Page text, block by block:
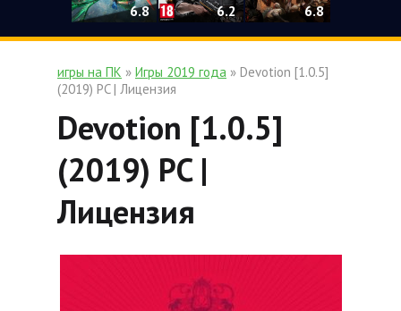
6.8 6.2 6.8
игры на ПК » Игры 2019 года » Devotion [1.0.5]
(2019) PC | Лицензия
Devotion [1.0.5]
(2019) PC |
Лицензия